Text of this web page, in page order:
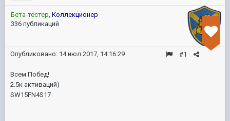
Бета-тестер, Коллекционер
336 публикаций
#1
Опубликовано: 14 июл 2017, 14:16:29
Всем Побед!
2.5к активаций)
SW15FN4S17